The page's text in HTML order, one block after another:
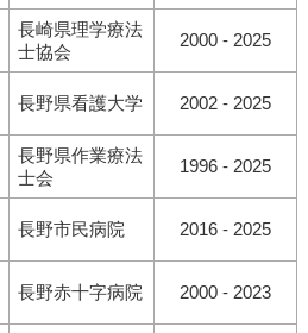
長崎県理学療法
士協会
2000 - 2025
長野県看護大学 2002 - 2025
長野県作業療法
士会
1996 - 2025
長野市民病院 2016 - 2025
長野赤十字病院 2000 - 2023